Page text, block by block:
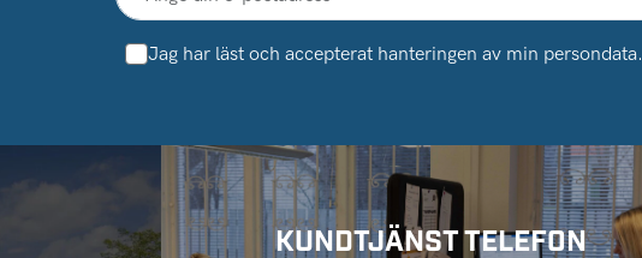
Jag har läst och accepterat hanteringen av min persondata.
KUNDTJÄNST TELEFON